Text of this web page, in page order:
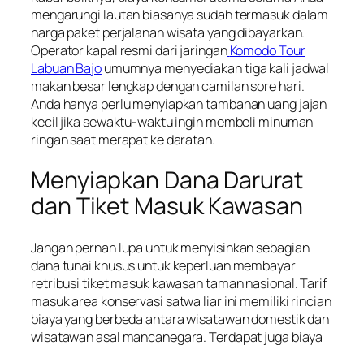
mengarungi lautan biasanya sudah termasuk dalam
harga paket perjalanan wisata yang dibayarkan.
Operator kapal resmi dari jaringanKomodo Tour
Labuan Bajoumumnya menyediakan tiga kali jadwal
makan besar lengkap dengan camilan sore hari.
Anda hanya perlu menyiapkan tambahan uang jajan
kecil jika sewaktu-waktu ingin membeli minuman
ringan saat merapat ke daratan.
Menyiapkan Dana Darurat
dan Tiket Masuk Kawasan
Jangan pernah lupa untuk menyisihkan sebagian
dana tunai khusus untuk keperluan membayar
retribusi tiket masuk kawasan taman nasional. Tarif
masuk area konservasi satwa liar ini memiliki rincian
biaya yang berbeda antara wisatawan domestik dan
wisatawan asal mancanegara. Terdapat juga biaya